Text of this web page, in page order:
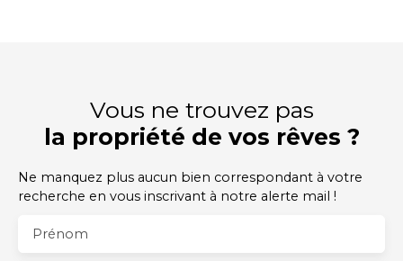
Vous ne trouvez pas
la propriété de vos rêves ?
Ne manquez plus aucun bien correspondant à votre
recherche en vous inscrivant à notre alerte mail !
Prénom